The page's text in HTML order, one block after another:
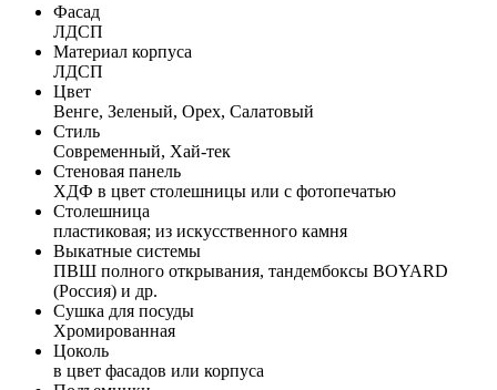
Фасад
ЛДСП
Материал корпуса
ЛДСП
Цвет
Венге, Зеленый, Орех, Салатовый
Стиль
Современный, Хай-тек
Стеновая панель
ХДФ в цвет столешницы или с фотопечатью
Столешница
пластиковая; из искусственного камня
Выкатные системы
ПВШ полного открывания, тандембоксы BOYARD
(Россия) и др.
Сушка для посуды
Хромированная
Цоколь
в цвет фасадов или корпуса